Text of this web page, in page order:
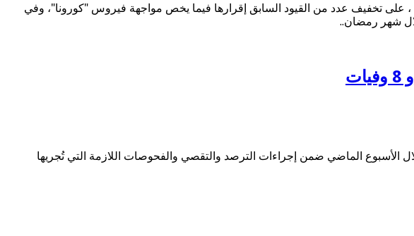
، على تخفيف عدد من القيود السابق إقرارها فيما يخص مواجهة فيروس "كورونا"، وفي
شهر رمضان..
اليوم، السبت، أن متوسط عدد الاصابات اليومي بفيروس كورونا بلغ 625 إصابة وذلك خلال الأسبوع الماضي ضمن إجراءات الترصد والتقصي والفحوصات اللازمة التي تُجريها